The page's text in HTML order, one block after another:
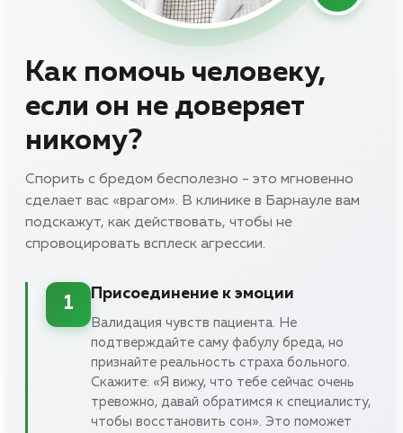
Как помочь человеку,
если он не доверяет
никому?
Спорить с бредом бесполезно - это мгновенно
сделает вас «врагом». В клинике в Барнауле вам
подскажут, как действовать, чтобы не
спровоцировать всплеск агрессии.
1
Присоединение к эмоции
Валидация чувств пациента. Не
подтверждайте саму фабулу бреда, но
признайте реальность страха больного.
Скажите: «Я вижу, что тебе сейчас очень
тревожно, давай обратимся к специалисту,
чтобы восстановить сон». Это поможет